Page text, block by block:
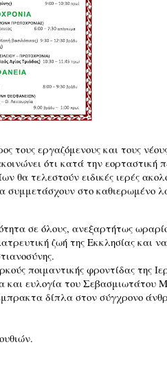
τους εργαζόμενους και τους
ότι κατά την εορταστική
τελεστούν ειδικές ιερές
συμμετάσχουν στο καθιερωμένο
σε όλους, ανεξαρτήτως
ζωή της Εκκλησίας και
ποιμαντικής φροντίδας της
και ευλογία του Σεβασμιωτάτου
δίπλα στον σύγχρονο